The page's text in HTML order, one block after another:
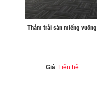
Thảm trải sàn miếng vuông
Giá: Liên hệ